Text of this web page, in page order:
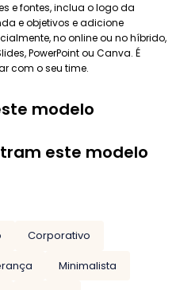
e fontes, inclua o logo da
e objetivos e adicione
no online ou no híbrido,
PowerPoint ou Canva. É
com o seu time.
modelo
este modelo
Corporativo
Minimalista